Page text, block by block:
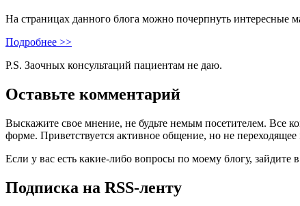
На страницах данного блога можно почерпнуть
Подробнее >>
P.S. Заочных консультаций пациентам не даю.
Оставьте комментарий
Выскажите свое мнение, не будьте немым посетителем. Все
форме. Приветствуется активное общение, но не переходящее
Если у вас есть какие-либо вопросы по моему блогу, зайдите
Подписка на RSS-ленту